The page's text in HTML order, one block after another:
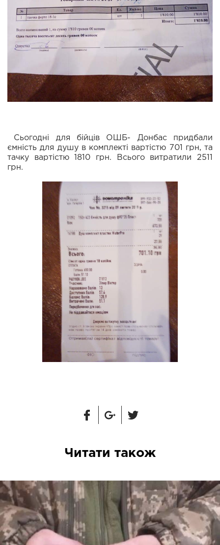
Сьогодні для бійців ОШБ- Донбас придбали
ємність для душу в комплекті вартістю 701 грн, та
тачку вартістю 1810 грн. Всього витратили 2511
грн.
Читати також